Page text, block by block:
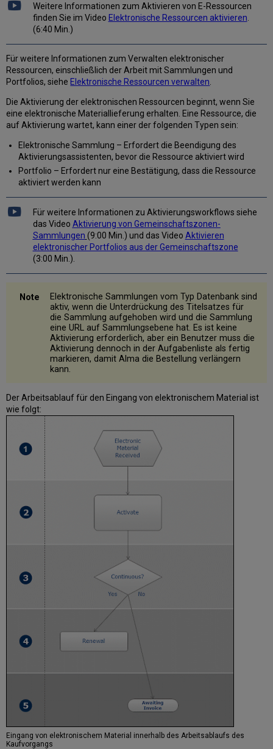
elektronischen
Sammlung
über
die
Netzwerkzone
Deaktivieren
einer
Ressource
Weitere Informationen zum Aktivieren von E-Ressourcen
finden Sie im Video Elektronische Ressourcen aktivieren
(6:40 Min.)
Für weitere Informationen zum Verwalten elektronischer
Ressourcen, einschließlich der Arbeit mit Sammlungen und
Portfolios, siehe Elektronische Ressourcen verwalten.
Die Aktivierung der elektronischen Ressourcen beginnt, wenn Sie
eine elektronische Materiallieferung erhalten. Eine Ressource, die
auf Aktivierung wartet, kann einer der folgenden Typen sein:
Elektronische Sammlung – Erfordert die Beendigung des
Aktivierungsassistenten, bevor die Ressource aktiviert wird
Portfolio – Erfordert nur eine Bestätigung, dass die Ressource
aktiviert werden kann
Für weitere Informationen zu Aktivierungsworkflows siehe
das Video Aktivierung von Gemeinschaftszonen-
Sammlungen (9:00 Min.) und das Video Aktivieren
elektronischer Portfolios aus der Gemeinschaftszone
(3:00 Min.).
Elektronische Sammlungen vom Typ Datenbank sind
aktiv, wenn die Unterdrückung des Titelsatzes für
die Sammlung aufgehoben wird und die Sammlung
eine URL auf Sammlungsebene hat. Es ist keine
Aktivierung erforderlich, aber ein Benutzer muss die
Aktivierung dennoch in der Aufgabenliste als fertig
markieren, damit Alma die Bestellung verlängern
kann.
Der Arbeitsablauf für den Eingang von elektronischem Material ist
wie folgt:
Eingang von elektronischem Material innerhalb des Arbeitsablaufs des
Kaufvorgangs